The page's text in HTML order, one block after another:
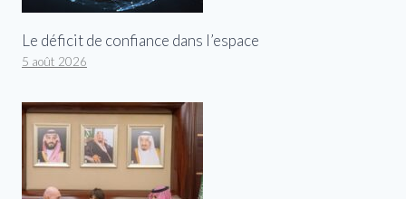
Le déficit de confiance dans l’espace
5 août 2026